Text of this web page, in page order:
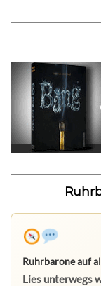
Ruhrbarone auf
Lies unterwegs